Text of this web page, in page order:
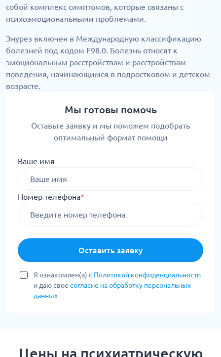
собой комплекс симптомов, которые связаны с
психоэмоциональными проблемами.
Энурез включен в Международную классификацию
болезней под кодом F98.0. Болезнь относят к
эмоциональным расстройствам и расстройствам
поведения, начинающимся в подростковом и детском
возрасте.
Мы готовы помочь
Оставьте заявку и мы поможем подобрать
оптимальный формат помощи
Ваше имя
Номер телефона*
Оставить заявку
Я ознакомлен(а) с Политикой конфиденциальности
и даю свое согласие на обработку персональных
данных
Цены на психиатрическую